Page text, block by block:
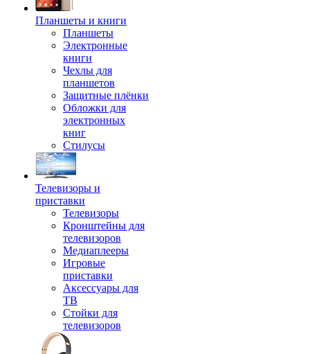
Планшеты и книги
Планшеты
Электронные
книги
Чехлы для
планшетов
Защитные плёнки
Обложки для
электронных
книг
Стилусы
Телевизоры и
приставки
Телевизоры
Кронштейны для
телевизоров
Медиаплееры
Игровые
приставки
Аксессуары для
ТВ
Стойки для
телевизоров